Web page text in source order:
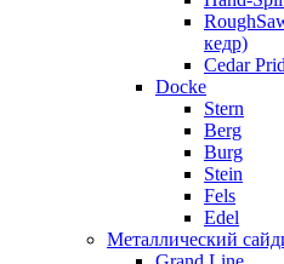
кедр)
Cedar
Docke
Stern
Berg
Burg
Stein
Fels
Edel
Металлический